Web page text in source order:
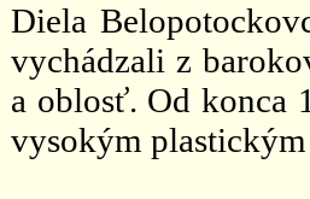
Diela
vychádzali z
a oblosť. Od konca
vysokým